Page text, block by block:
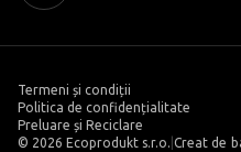
Termeni și condiții
Politica de confidențialitate
Preluare și Reciclare
© 2026 Ecoprodukt s.r.o. Creat de